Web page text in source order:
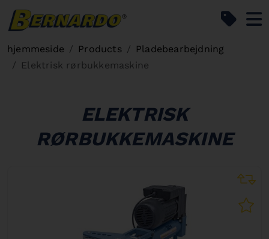
hjemmeside Products
Pladebearbejdning
Elektrisk rørbukkemaskine
ELEKTRISK
RØRBUKKEMASKINE